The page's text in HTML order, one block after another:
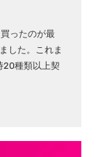
ったのが最
した。これま
20種類以上契